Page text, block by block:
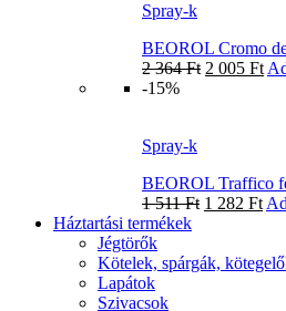
Spray-k
BEOROL Cromo
2 364Ft 2 005 Ft
-15%
Spray-k
BEOROL Traffico
1 511Ft 1 282 Ft
Háztartási termékek
Jégtörők
Kötelek, spárgák,
Lapátok
Szivacsok